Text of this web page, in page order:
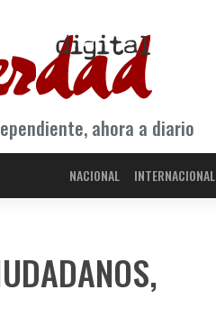
ahora a diario
NACIONAL INTERNACIONAL